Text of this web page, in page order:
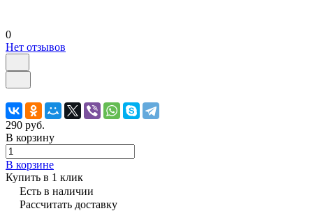
0
Нет отзывов
290 руб.
В корзину
В корзине
Купить в 1 клик
Есть в наличии
Рассчитать доставку